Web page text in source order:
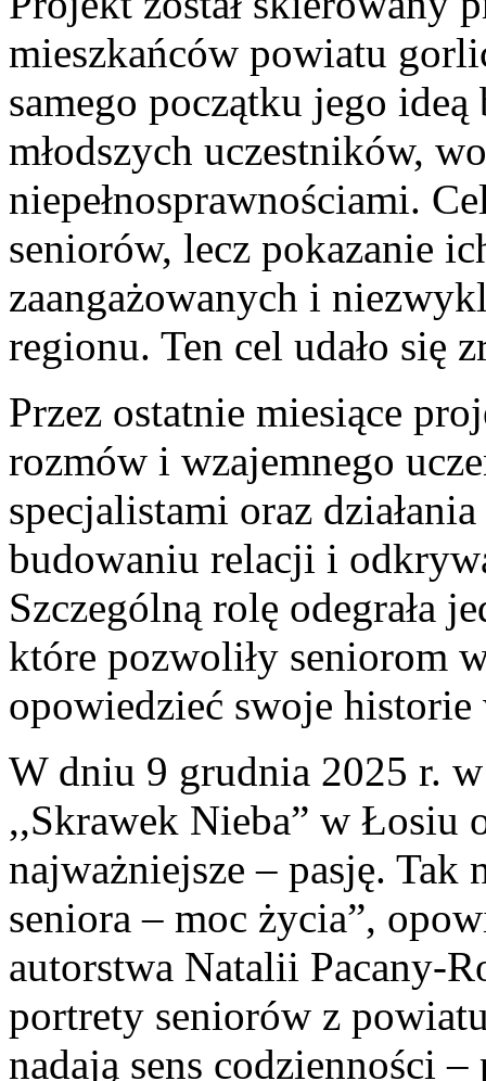
mieszkańców powiatu
samego początku jego ideą
młodszych uczestników,
niepełnosprawnościami.
seniorów, lecz pokazanie
zaangażowanych i
regionu. Ten cel udało się
Przez ostatnie miesiące
rozmów i wzajemnego
specjalistami oraz
budowaniu relacji i
Szczególną rolę odegrała
które pozwoliły seniorom
opowiedzieć swoje historie
W dniu 9 grudnia 2025 r.
,,Skrawek Nieba” w Łosiu
najważniejsze – pasję. Tak
seniora – moc życia”,
autorstwa Natalii Pacany-
portrety seniorów z
nadają sens codzienności